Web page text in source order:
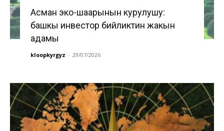
Асман эко-шаарынын курулушу:
башкы инвестор бийликтин жакын
адамы
kloopkyrgyz - 29/07/2026